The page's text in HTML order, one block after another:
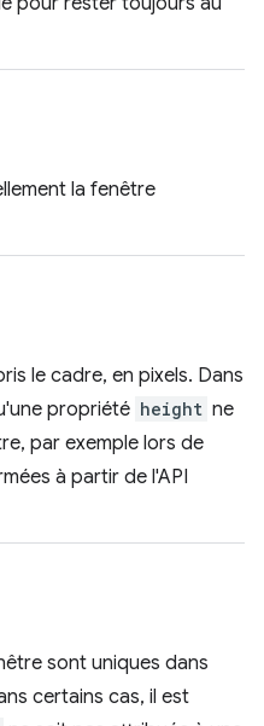
la fenêtre
le cadre, en pixels. Dans
propriété height ne
par exemple lors de
à partir de l'API
sont uniques dans
certains cas, il est